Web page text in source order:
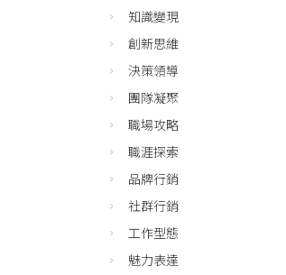
知識變現
創新思維
決策領導
團隊凝聚
職場攻略
職涯探索
品牌行銷
社群行銷
工作型態
魅力表達